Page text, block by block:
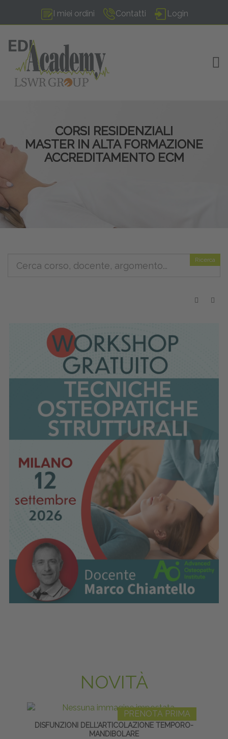
I miei ordini Contatti Login
CORSI RESIDENZIALI
MASTER IN ALTA FORMAZIONE
ACCREDITAMENTO ECM
Ricerca
NOVITÀ
PRENOTA PRIMA
DISFUNZIONI DELL’ARTICOLAZIONE TEMPORO-
MANDIBOLARE